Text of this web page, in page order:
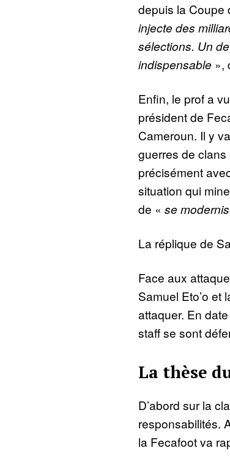
depuis la Coupe
injecte des
sélections. Un
indispensable»,
Enfin, le prof a
président de
Cameroun. Il y
guerres de
précisément
situation qui
de « se
La réplique de
Face aux
Samuel Eto’o et
attaquer. En
staff se sont
La thèse
D’abord sur la
responsabilités.
la Fecafoot va